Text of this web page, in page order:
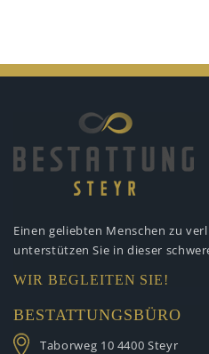
Einen geliebten Menschen zu
unterstützen Sie in dieser
WIR BEGLEITEN SIE!
BESTATTUNGSBÜRO
Taborweg 10 4400 Steyr